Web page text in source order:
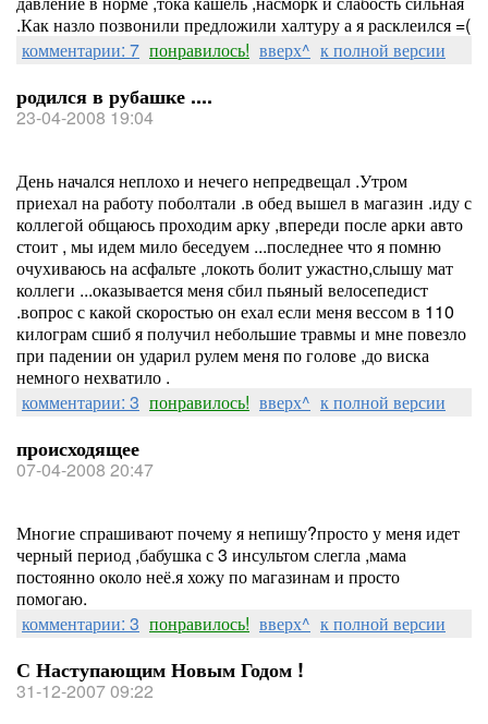
.Как назло позвонили предложили халтуру а я расклеился =(
комментарии: 7 понравилось! вверх^ к полной версии
родился в рубашке ....
23-04-2008 19:04
День начался неплохо и нечего непредвещал .Утром
приехал на работу поболтали .в обед вышел в магазин .иду с
коллегой общаюсь проходим арку ,впереди после арки авто
стоит , мы идем мило беседуем ...последнее что я помню
очухиваюсь на асфальте ,локоть болит ужастно,слышу мат
коллеги ...оказывается меня сбил пьяный велосепедист
.вопрос с какой скоростью он ехал если меня вессом в 110
килограм сшиб я получил небольшие травмы и мне повезло
при падении он ударил рулем меня по голове ,до виска
немного нехватило .
комментарии: 3 понравилось! вверх^ к полной версии
происходящее
07-04-2008 20:47
Многие спрашивают почему я непишу?просто у меня идет
черный период ,бабушка с 3 инсультом слегла ,мама
постоянно около неё.я хожу по магазинам и просто
помогаю.
комментарии: 3 понравилось! вверх^ к полной версии
С Наступающим Новым Годом !
31-12-2007 09:22